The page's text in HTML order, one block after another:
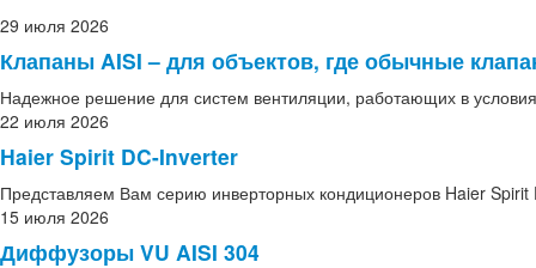
29 июля 2026
Клапаны AISI – для объектов, где обычные
Надежное решение для систем вентиляции, работающих в
22 июля 2026
Haier Spirit DC-Inverter
Представляем Вам серию инверторных кондиционеров Haier Spirit
15 июля 2026
Диффузоры VU AISI 304